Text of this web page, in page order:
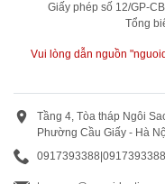
Giấy phép số 12/GP-
Tổng
Vui lòng dẫn nguồn
Tầng 4, Tòa tháp Ngôi
Phường Cầu Giấy - Hà
0917393388 0917393388